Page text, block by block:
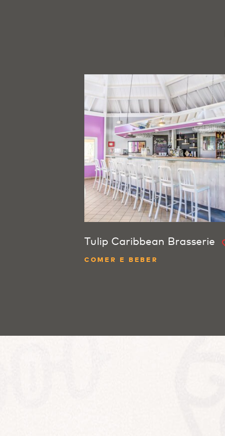
Tulip Caribbean Brasserie
COMER E BEBER